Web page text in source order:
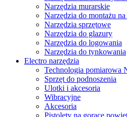
Narzędzia murarskie
Narzędzia do montażu na
Narzędzia sprzętowe
Narzędzia do glazury
Narzędzia do logowania
Narzędzia do tynkowania
Electro narzędzia
Technologia pomiarowa
Sprzęt do podnoszenia
Ulotki i akcesoria
Wibracyjne
Akcesoria
Pistolety na gorące